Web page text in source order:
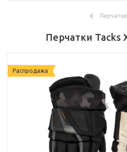
Перчатки
Перчатки Tacks
Распродажа